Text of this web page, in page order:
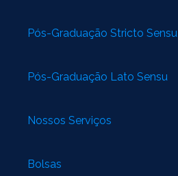
Pós-Graduação Stricto Sensu
Pós-Graduação Lato Sensu
Nossos Serviços
Bolsas